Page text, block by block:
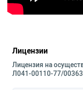
Лицензии
Лицензия на
Л041-00110-77/